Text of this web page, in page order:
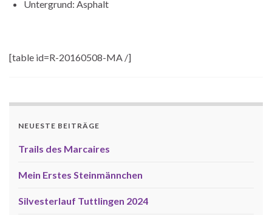
Untergrund: Asphalt
[table id=R-20160508-MA /]
NEUESTE BEITRÄGE
Trails des Marcaires
Mein Erstes Steinmännchen
Silvesterlauf Tuttlingen 2024